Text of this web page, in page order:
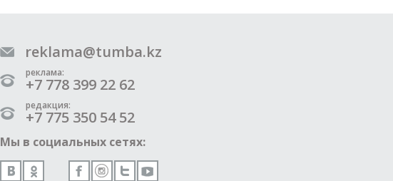
reklama@tumba.kz
реклама:
+7 778 399 22 62
редакция:
+7 775 350 54 52
Мы в социальных сетях: